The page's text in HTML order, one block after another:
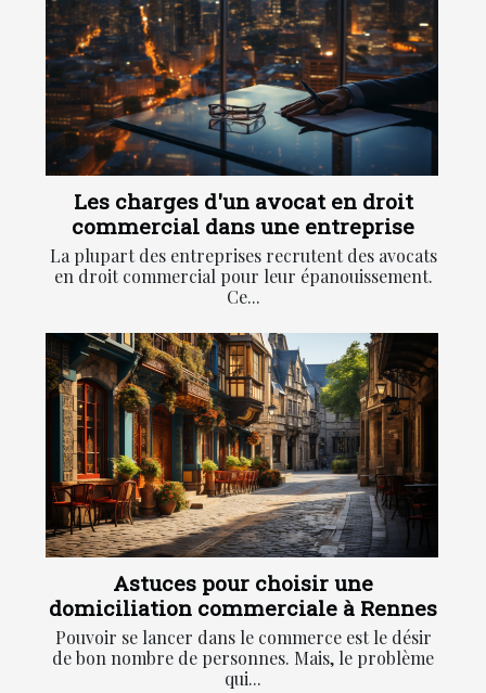
Les charges d'un avocat en droit
commercial dans une entreprise
La plupart des entreprises recrutent des avocats
en droit commercial pour leur épanouissement.
Ce...
Astuces pour choisir une
domiciliation commerciale à Rennes
Pouvoir se lancer dans le commerce est le désir
de bon nombre de personnes. Mais, le problème
qui...